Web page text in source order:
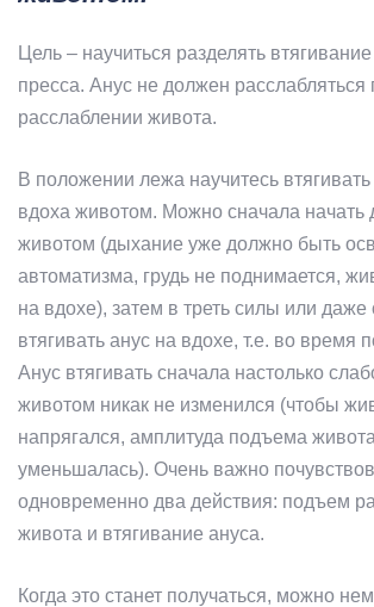
Цель – научиться разделять
пресса. Анус не должен расслабляться
расслаблении живота.
В положении лежа научитесь
вдоха животом. Можно сначала начать
животом (дыхание уже должно быть
автоматизма, грудь не поднимается,
на вдохе), затем в треть силы или даже
втягивать анус на вдохе, т.е. во время
Анус втягивать сначала настолько
животом никак не изменился (чтобы
напрягался, амплитуда подъема
уменьшалась). Очень важно
одновременно два действия: подъем
живота и втягивание ануса.
Когда это станет получаться, можно